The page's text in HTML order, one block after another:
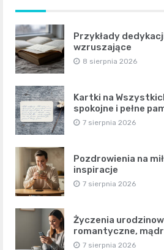
Przykłady
wzruszające
8 sierpnia 2026
Kartki na
spokojne i pełne
7 sierpnia 2026
Pozdrowienia na
inspiracje
7 sierpnia 2026
Życzenia
romantyczne,
7 sierpnia 2026